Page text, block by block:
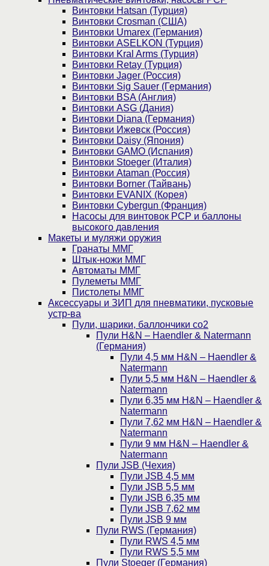
Винтовки Hatsan (Турция)
Винтовки Crosman (США)
Винтовки Umarex (Германия)
Винтовки ASELKON (Турция)
Винтовки Kral Arms (Турция)
Винтовки Retay (Турция)
Винтовки Jager (Россия)
Винтовки Sig Sauer (Германия)
Винтовки BSA (Англия)
Винтовки ASG (Дания)
Винтовки Diana (Германия)
Винтовки Ижевск (Россия)
Винтовки Daisy (Япония)
Винтовки GAMO (Испания)
Винтовки Stoeger (Италия)
Винтовки Ataman (Россия)
Винтовки Borner (Тайвань)
Винтовки EVANIX (Корея)
Винтовки Cybergun (Франция)
Насосы для винтовок PCP и баллоны
высокого давления
Макеты и муляжи оружия
Гранаты ММГ
Штык-ножи ММГ
Автоматы ММГ
Пулеметы ММГ
Пистолеты ММГ
Аксессуары и ЗИП для пневматики, пусковые
устр-ва
Пули, шарики, баллончики со2
Пули H&N – Haendler & Natermann
(Германия)
Пули 4,5 мм H&N – Haendler &
Natermann
Пули 5,5 мм H&N – Haendler &
Natermann
Пули 6,35 мм H&N – Haendler &
Natermann
Пули 7,62 мм H&N – Haendler &
Natermann
Пули 9 мм H&N – Haendler &
Natermann
Пули JSB (Чехия)
Пули JSB 4,5 мм
Пули JSB 5,5 мм
Пули JSB 6,35 мм
Пули JSB 7,62 мм
Пули JSB 9 мм
Пули RWS (Германия)
Пули RWS 4,5 мм
Пули RWS 5,5 мм
Пули Stoeger (Германия)